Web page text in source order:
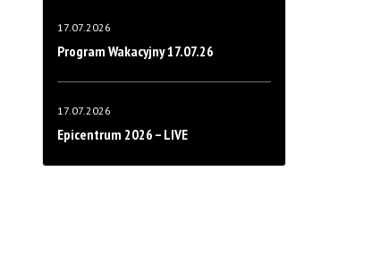
17.07.2026
Program Wakacyjny 17.07.26
17.07.2026
Epicentrum 2026 – LIVE